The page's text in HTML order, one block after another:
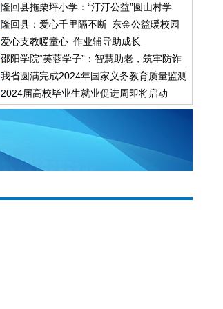
赛乙组冠军，以球育人展风采
隆回县拖栗坪小学：“汀汀公益”圆山村学
子“校服梦”
隆回县：爱心千里隔不断 东金公益暖校园
爱心支教暖童心 作业辅导助成长
邵阳学院“芙蓉学子”：智慧助老，筑牢防诈
堤坝
我省圆满完成2024年国家义务教育质量监测
实施工作
2024届高校毕业生就业促进周即将启动